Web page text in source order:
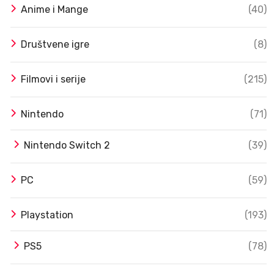
Anime i Mange (40)
Društvene igre (8)
Filmovi i serije (215)
Nintendo (71)
Nintendo Switch 2 (39)
PC (59)
Playstation (193)
PS5 (78)